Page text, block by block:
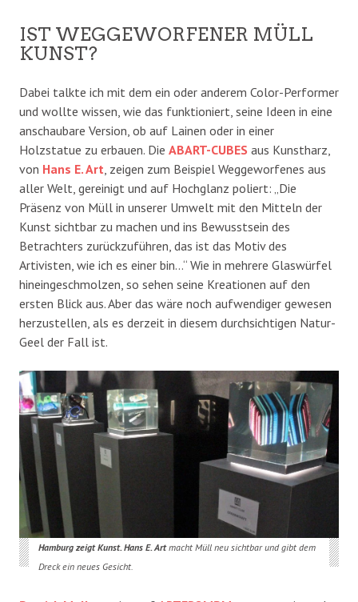
IST WEGGEWORFENER MÜLL
KUNST?
Dabei talkte ich mit dem ein oder anderem Color-Performer
und wollte wissen, wie das funktioniert, seine Ideen in eine
anschaubare Version, ob auf Lainen oder in einer
Holzstatue zu erbauen. Die ABART-CUBES aus Kunstharz,
von Hans E. Art , zeigen zum Beispiel Weggeworfenes aus
aller Welt, gereinigt und auf Hochglanz poliert: „Die
Präsenz von Müll in unserer Umwelt mit den Mitteln der
Kunst sichtbar zu machen und ins Bewusstsein des
Betrachters zurückzuführen, das ist das Motiv des
Artivisten, wie ich es einer bin…“ Wie in mehrere Glaswürfel
hineingeschmolzen, so sehen seine Kreationen auf den
ersten Blick aus. Aber das wäre noch aufwendiger gewesen
herzustellen, als es derzeit in diesem durchsichtigen Natur-
Geel der Fall ist.
Hamburg zeigt Kunst. Hans E. Artmacht Müll neu sichtbar und gibt dem
Dreck ein neues Gesicht.